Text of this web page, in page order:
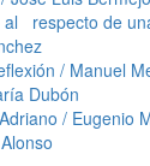
al respecto de
/ Manuel
Dubón
/ Eugenio